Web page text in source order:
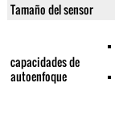
Tamaño del sensor
capacidades de
autoenfoque